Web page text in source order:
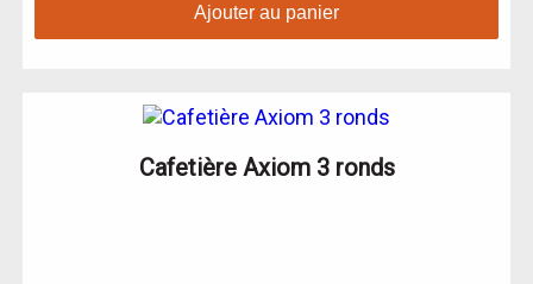
Ajouter au panier
Cafetière Axiom 3 ronds